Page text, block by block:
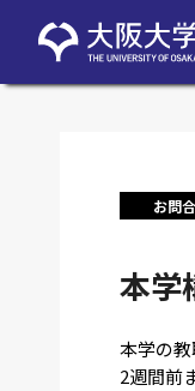
お問
本学
本学の
2週間前